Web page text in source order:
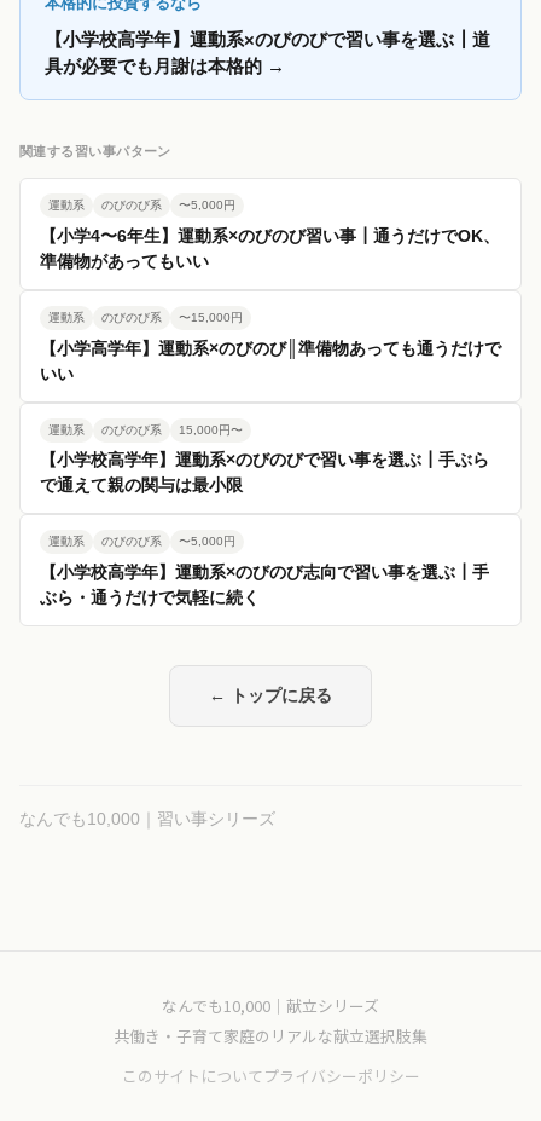
【小学校高学年】運動系×のびのびで習い事を選ぶ┃道
具が必要でも月謝は本格的 →
関連する習い事パターン
運動系 のびのび系 〜5,000円
【小学4〜6年生】運動系×のびのび習い事┃通うだけでOK、
準備物があってもいい
運動系 のびのび系 〜15,000円
【小学高学年】運動系×のびのび║準備物あっても通うだけで
いい
運動系 のびのび系 15,000円〜
【小学校高学年】運動系×のびのびで習い事を選ぶ┃手ぶら
で通えて親の関与は最小限
運動系 のびのび系 〜5,000円
【小学校高学年】運動系×のびのび志向で習い事を選ぶ┃手
ぶら・通うだけで気軽に続く
← トップに戻る
なんでも10,000｜習い事シリーズ
なんでも10,000｜献立シリーズ
共働き・子育て家庭のリアルな献立選択肢集
このサイトについてプライバシーポリシー